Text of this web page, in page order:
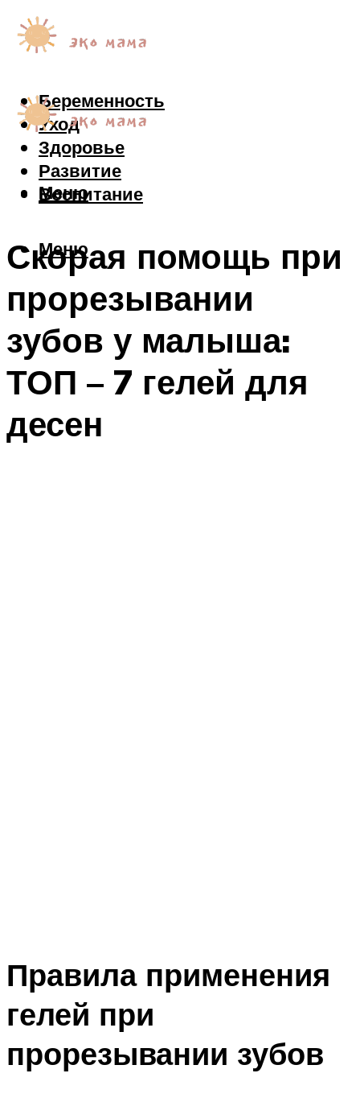
Беременность
Уход
Здоровье
Развитие
Воспитание
Меню
Меню
Скорая помощь при
прорезывании
зубов у малыша:
ТОП – 7 гелей для
десен
Правила применения
гелей при
прорезывании зубов